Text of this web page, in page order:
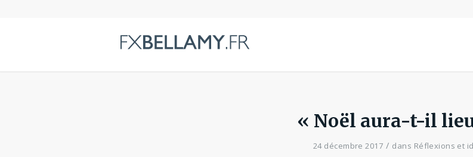
« Noël aura-t-il
24 décembre 2017 / dans Réflexions et